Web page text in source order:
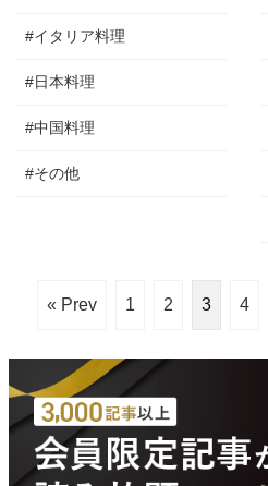
#イタリア料理
#日本料理
#中国料理
#その他
« Prev 1 2 3 4